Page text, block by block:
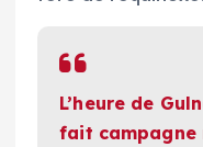
L’heure de
fait campagne